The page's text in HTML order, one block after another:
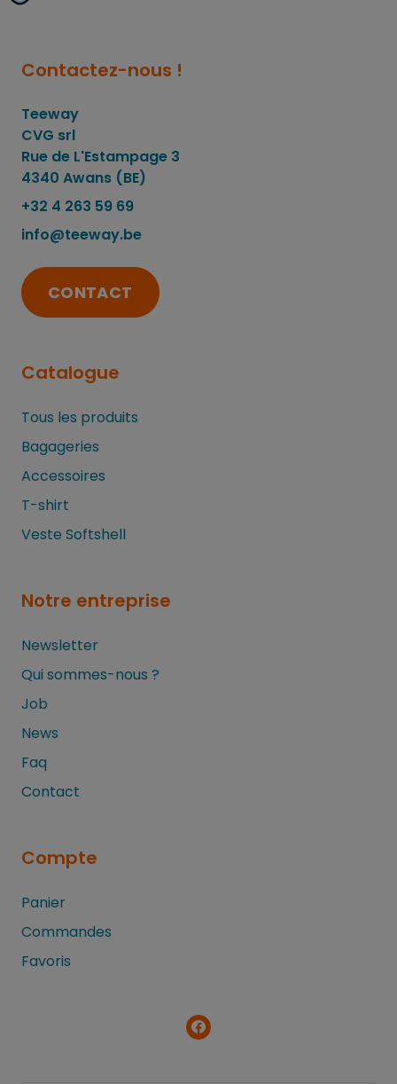
Contactez-nous !
Teeway
CVG srl
Rue de L'Estampage 3
4340 Awans (BE)
+32 4 263 59 69
info@teeway.be
CONTACT
Catalogue
Tous les produits
Bagageries
Accessoires
T-shirt
Veste Softshell
Notre entreprise
Newsletter
Qui sommes-nous ?
Job
News
Faq
Contact
Compte
Panier
Commandes
Favoris